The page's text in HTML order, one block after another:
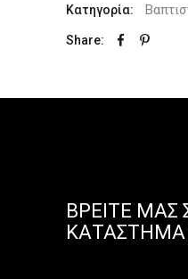
Κατηγορία:
Share:
ΒΡΕΊΤΕ ΜΑΣ